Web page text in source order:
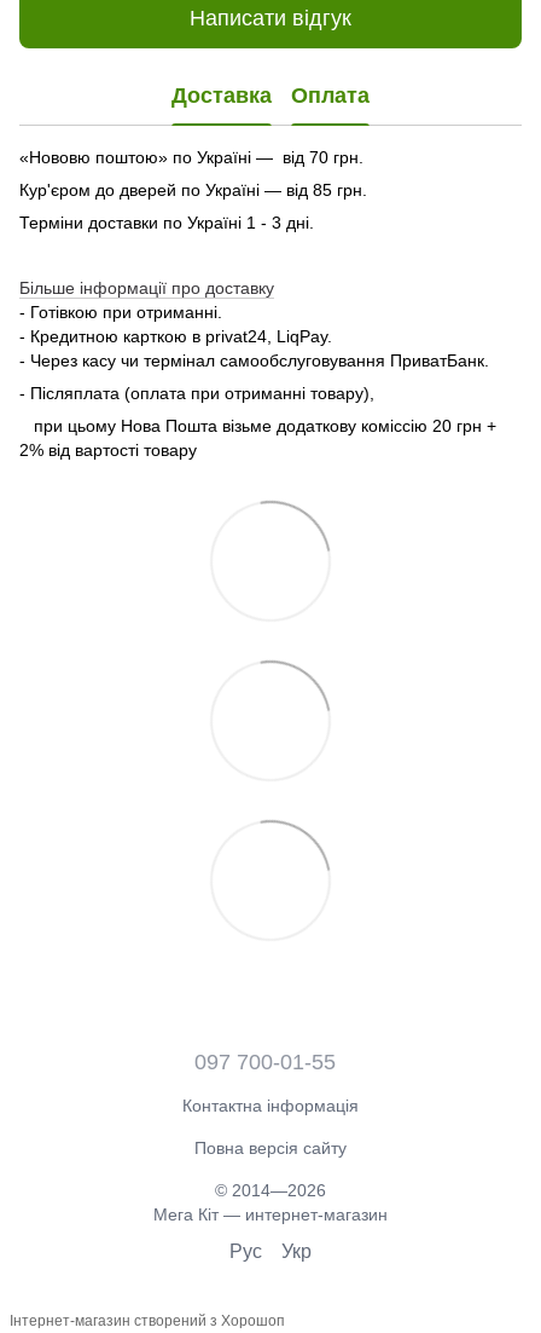
Написати відгук
Доставка Оплата
«Нововю поштою» по Україні — від 70 грн.
Кур'єром до дверей по Україні — від 85 грн.
Терміни доставки по Україні 1 - 3 дні.
Більше інформації про доставку
- Готівкою при отриманні.
- Кредитною карткою в privat24, LiqPay.
- Через касу чи термінал самообслуговування ПриватБанк.
- Післяплата (оплата при отриманні товару),
при цьому Нова Пошта візьме додаткову коміссію 20 грн +
2% від вартості товару
097 700-01-55
Контактна інформація
Повна версія сайту
© 2014—2026
Мега Кіт — интернет-магазин
Рус Укр
Інтернет-магазин створений з Хорошоп